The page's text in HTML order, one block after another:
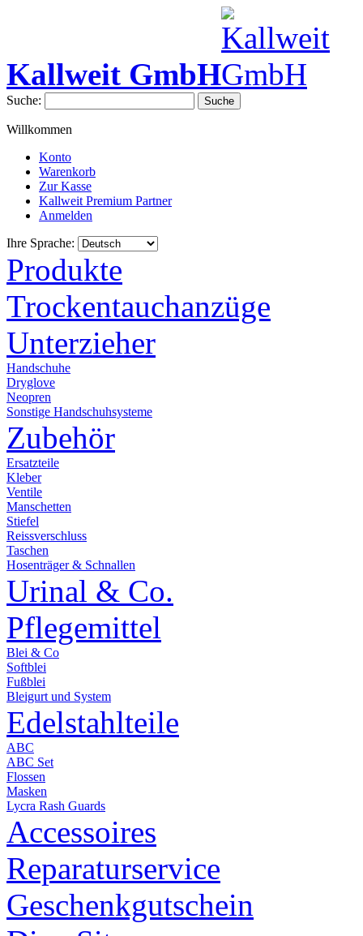
Kallweit GmbH
Suche: Suche
Willkommen
Konto
Warenkorb
Zur Kasse
Kallweit Premium Partner
Anmelden
Ihre Sprache:
Produkte
Trockentauchanzüge
Unterzieher
Handschuhe
Dryglove
Neopren
Sonstige Handschuhsysteme
Zubehör
Ersatzteile
Kleber
Ventile
Manschetten
Stiefel
Reissverschluss
Taschen
Hosenträger & Schnallen
Urinal & Co.
Pflegemittel
Blei & Co
Softblei
Fußblei
Bleigurt und System
Edelstahlteile
ABC
ABC Set
Flossen
Masken
Lycra Rash Guards
Accessoires
Reparaturservice
Geschenkgutschein